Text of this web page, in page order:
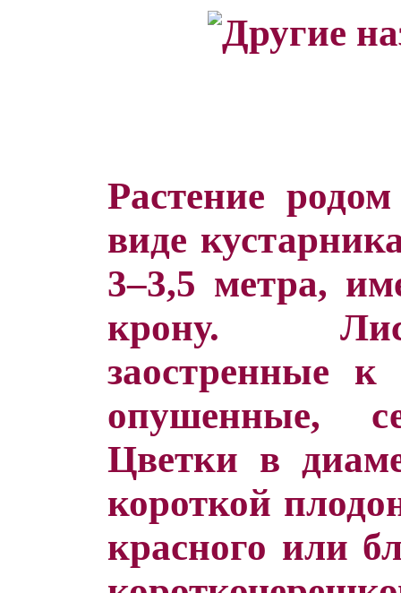
Растение
виде
3–3,5 метра,
крону.
заостренные
опушенные,
Цветки в
короткой
красного или